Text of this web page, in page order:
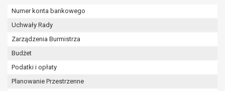
Numer konta bankowego
Uchwały Rady
Zarządzenia Burmistrza
Budżet
Podatki i opłaty
Planowanie Przestrzenne